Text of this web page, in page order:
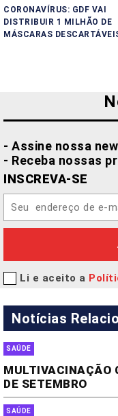
CORONAVÍRUS: GDF VAI
DISTRIBUIR 1 MILHÃO DE
MÁSCARAS
- Assine nossa
- Receba nossas
INSCREVA-SE
Li e aceito a
Notícias
SAÚDE
MULTIVACINAÇÃO
DE SETEMBRO
SAÚDE